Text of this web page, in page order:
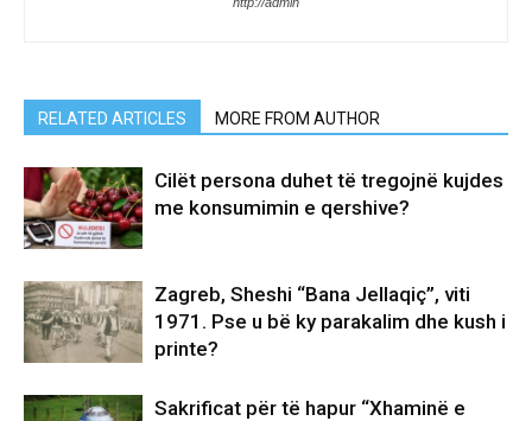
RELATED ARTICLES MORE FROM AUTHOR
Cilët persona duhet të tregojnë kujdes
me konsumimin e qershive?
Zagreb, Sheshi “Bana Jellaqiç”, viti
1971. Pse u bë ky parakalim dhe kush i
printe?
Sakrificat për të hapur “Xhaminë e